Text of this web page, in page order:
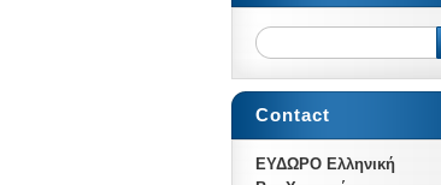
Contact
ΕΥΔΩΡΟ Ελληνική